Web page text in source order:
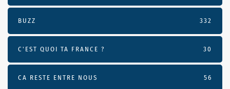
BUZZ 332
C'EST QUOI TA FRANCE ? 30
CA RESTE ENTRE NOUS 56